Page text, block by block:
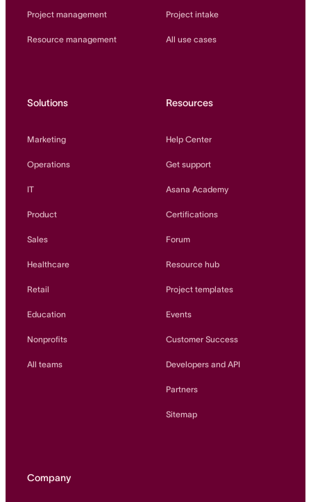
Project management
Resource management
Project intake
All use cases
Solutions
Marketing
Operations
IT
Product
Sales
Healthcare
Retail
Education
Nonprofits
All teams
Resources
Help Center
Get support
Asana Academy
Certifications
Forum
Resource hub
Project templates
Events
Customer Success
Developers and API
Partners
Sitemap
Company